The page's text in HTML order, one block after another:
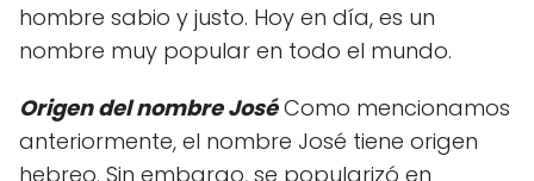
hombre sabio y justo. Hoy en día, es un
nombre muy popular en todo el mundo.
Origen del nombre JoséComo mencionamos
anteriormente, el nombre José tiene origen
hebreo. Sin embargo, se popularizó en